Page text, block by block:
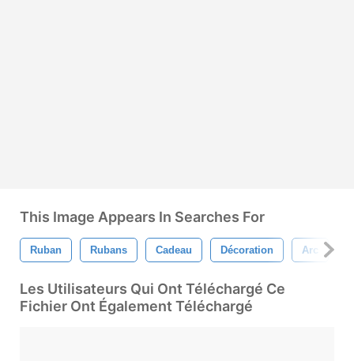
This Image Appears In Searches For
Ruban Rubans Cadeau Décoration Arc
Les Utilisateurs Qui Ont Téléchargé Ce
Fichier Ont Également Téléchargé